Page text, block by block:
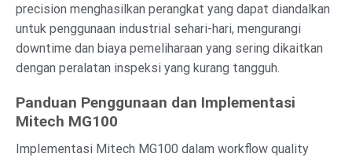
precision menghasilkan perangkat yang dapat diandalkan
untuk penggunaan industrial sehari-hari, mengurangi
downtime dan biaya pemeliharaan yang sering dikaitkan
dengan peralatan inspeksi yang kurang tangguh.
Panduan Penggunaan dan Implementasi
Mitech MG100
Implementasi Mitech MG100 dalam workflow quality